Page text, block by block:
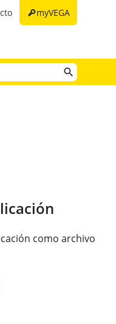
keymyVEGA
como archivo